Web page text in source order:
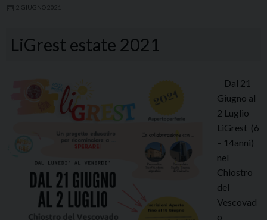
2 GIUGNO 2021
LiGrest estate 2021
Dal 21
Giugno al
2 Luglio
LiGrest (6
– 14anni)
nel
Chiostro
del
Vescovad
o